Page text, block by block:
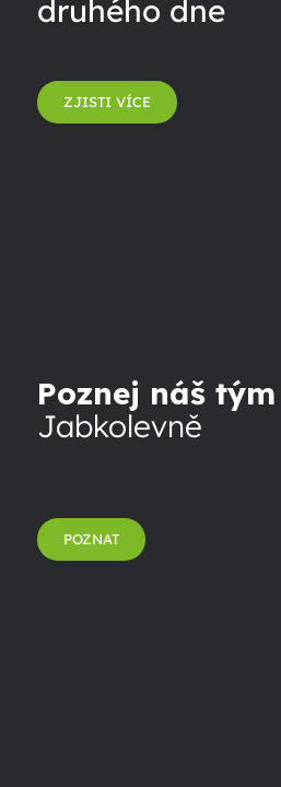
druhého dne
ZJISTI VÍCE
Poznej náš tým
Jabkolevně
POZNAT